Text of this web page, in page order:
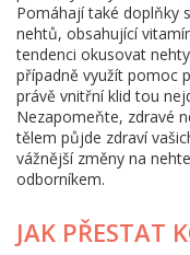
Pomáhají také doplňky
nehtů, obsahující
tendenci okusovat
případně využít pomoc
právě vnitřní klid tou
Nezapomeňte, zdravé
tělem půjde zdraví
vážnější změny na
odborníkem.
JAK PŘESTAT